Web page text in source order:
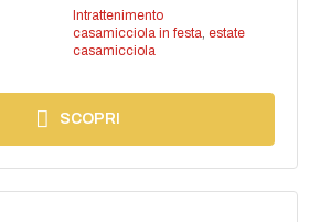
Intrattenimento
casamicciola in festa estate
casamicciola
SCOPRI